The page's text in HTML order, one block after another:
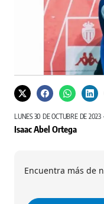
LUNES 30 DE OCTUBRE DE
Isaac Abel Ortega
Encuentra más de